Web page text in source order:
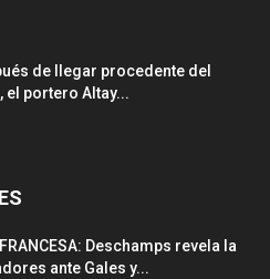
de llegar procedente del
el portero Altay...
FRANCESA: Deschamps revela la
ante Gales y...